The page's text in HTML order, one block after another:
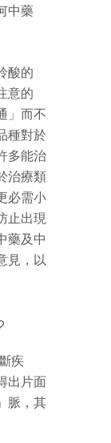
中藥
酸的
意的
」而不
種對於
多能治
治療類
必需小
止出現
藥及中
見，以
疾
出片面
脈，其